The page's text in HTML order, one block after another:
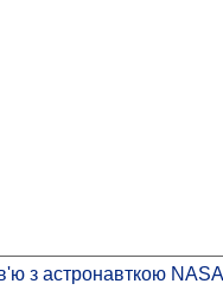
з астронавткою